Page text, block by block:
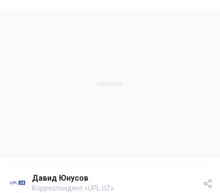
Давид Юнусов
Корреспондент «UPL.UZ»